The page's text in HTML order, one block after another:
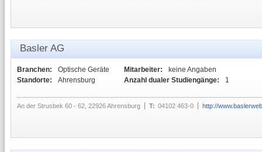
Basler AG
Branchen:
Optische Geräte
Standorte:
Ahrensburg
Mitarbeiter:
keine Angaben
Anzahl dualer Studiengänge:
1
An der Strusbek 60 - 62, 22926 Ahrensburg T: 04102 463-0 http://